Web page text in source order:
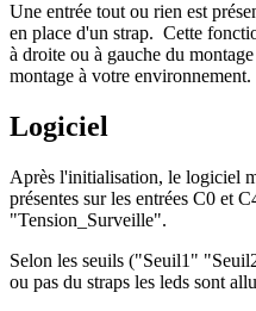
Une entrée tout ou rien est
en place d'un strap. Cette
à droite ou à gauche du
montage à votre environnement.
Logiciel
Après l'initialisation, le logiciel
présentes sur les entrées C0 et
"Tension_Surveille".
Selon les seuils ("Seuil1"
ou pas du straps les leds sont